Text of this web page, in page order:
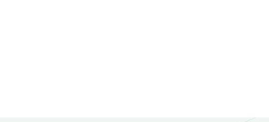
maar er nog geen taal voor hebben
bewijzen. Niet omdat je naïef bent. Maar omdat de ervaring